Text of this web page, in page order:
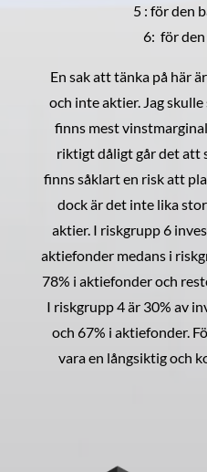
5 : för den
6: för
En sak att tänka på här
och inte aktier. Jag
finns mest
riktigt dåligt går det att
finns såklart en risk att
dock är det inte lika
aktier. I riskgrupp 6
aktiefonder medans i
78% i aktiefonder och
I riskgrupp 4 är 30% av
och 67% i aktiefonder.
vara en långsiktig och